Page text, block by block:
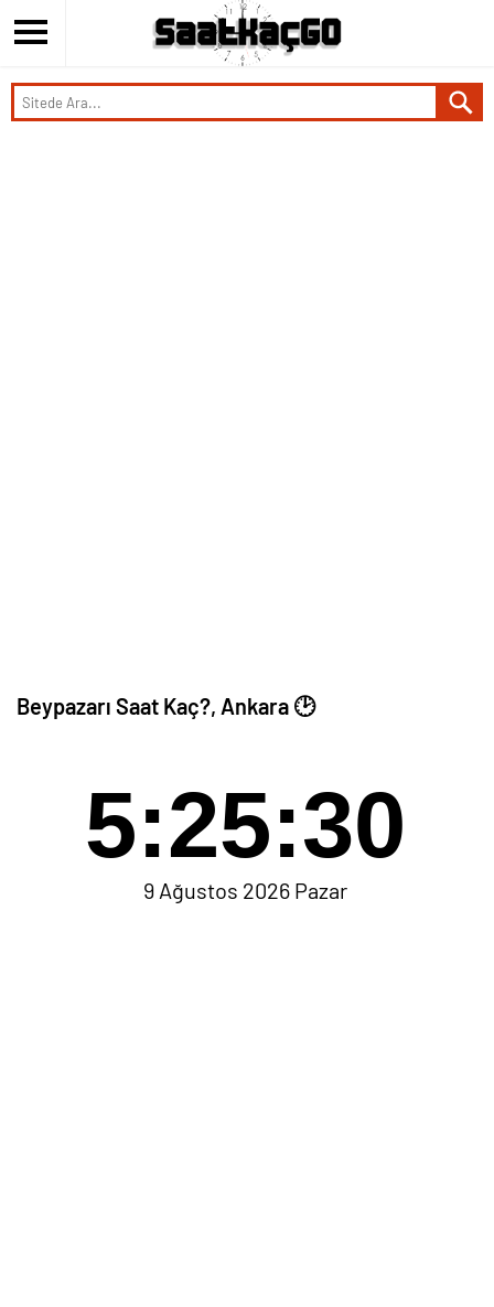
Beypazarı Saat Kaç?, Ankara 🕑
5:25:30
9 Ağustos 2026 Pazar